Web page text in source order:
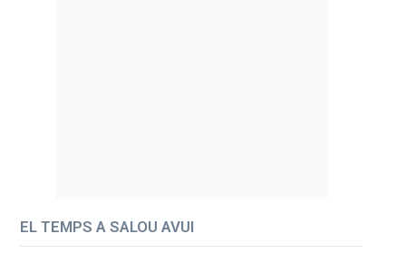
EL TEMPS A SALOU AVUI